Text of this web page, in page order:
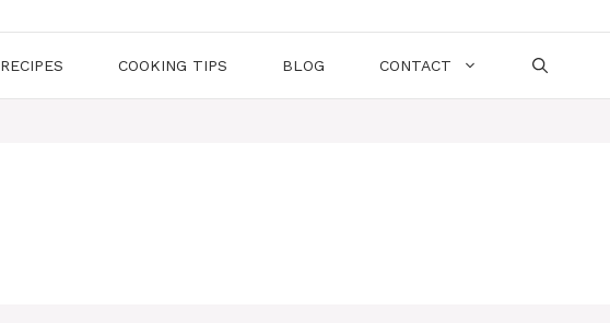
RECIPES COOKING TIPS BLOG CONTACT